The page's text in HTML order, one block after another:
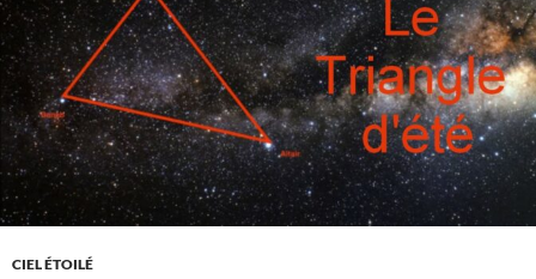
CIEL ÉTOILÉ